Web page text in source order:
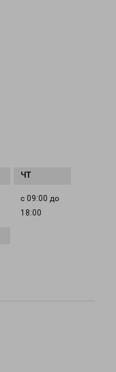
с 09:00 до
18:00